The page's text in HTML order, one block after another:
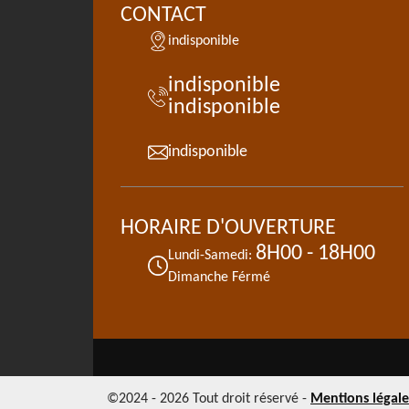
CONTACT
indisponible
indisponible
indisponible
indisponible
HORAIRE D'OUVERTURE
Lundi-Samedi: 8H00 - 18H00
Dimanche Férmé
©2024 - 2026 Tout droit réservé - Mentions